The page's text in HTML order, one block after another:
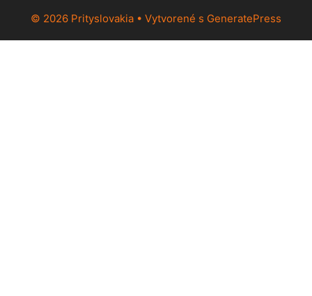
© 2026 Prityslovakia • Vytvorené s GeneratePress